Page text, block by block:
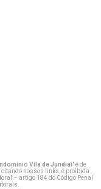
Vila de Jundiaí" é de
nossos links, é proibida
– artigo 184 do Código Penal